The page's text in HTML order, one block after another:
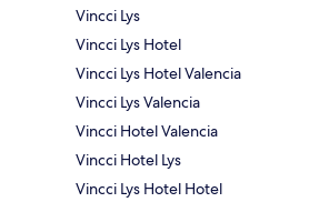
Vincci Lys
Vincci Lys Hotel
Vincci Lys Hotel Valencia
Vincci Lys Valencia
Vincci Hotel Valencia
Vincci Hotel Lys
Vincci Lys Hotel Hotel